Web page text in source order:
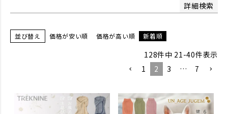
詳細検索
並び替え 価格が安い順 価格が高い順 新着順
128件中 21-40件表示
1
2 3 … 7